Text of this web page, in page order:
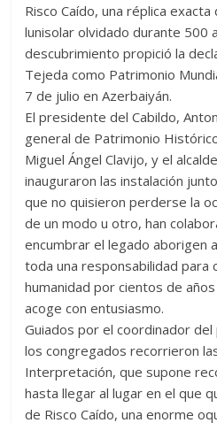
Risco Caído, una réplica
lunisolar olvidado durante 500
descubrimiento propició la
Tejeda como Patrimonio
7 de julio en Azerbaiyán.
El presidente del Cabildo,
general de Patrimonio
Miguel Ángel Clavijo, y el
inauguraron las instalación
que no quisieron perderse la
de un modo u otro, han
encumbrar el legado aborigen
toda una responsabilidad para
humanidad por cientos de
acoge con entusiasmo.
Guiados por el coordinador
los congregados recorrieron
Interpretación, que supone
hasta llegar al lugar en el que
de Risco Caído, una enorme